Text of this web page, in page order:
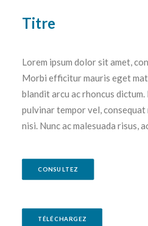
Titre
Lorem ipsum dolor sit amet,
Morbi efficitur mauris eget
blandit arcu ac rhoncus dictum.
pulvinar tempor vel,
nisi. Nunc ac malesuada risus,
CONSULTEZ
TÉLÉCHARGEZ